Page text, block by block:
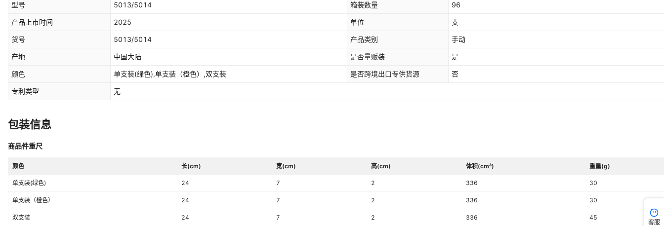
型号 5013/5014 箱装数量 96
产品上市时间 2025 单位 支
货号 5013/5014 产品类别 手动
产地 中国大陆 是否量贩装 是
颜色 单支装(绿色),单支装（橙色）,双支装 是否跨境出口专供货源 否
专利类型 无
包装信息
商品件重尺
颜色 长(cm) 宽(cm) 高(cm) 体积(cm³) 重量(g)
单支装(绿色) 24 7 2 336 30
单支装（橙色） 24 7 2 336 30
双支装 24 7 2 336 45
客服